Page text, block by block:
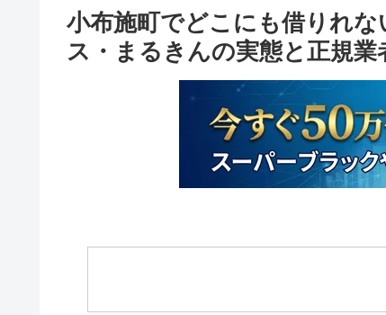
小布施町でどこにも借りれ
ス・まるきんの実態と正規業